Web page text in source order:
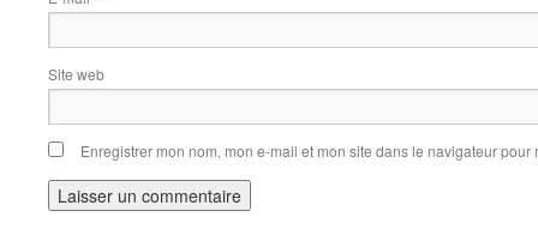
Site web
Enregistrer mon nom, mon e-mail et mon site dans le navigateur